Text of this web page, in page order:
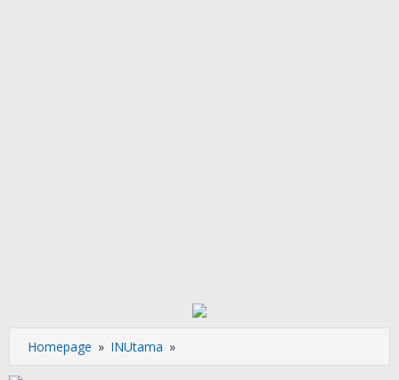
Homepage » INUtama »
Titik,